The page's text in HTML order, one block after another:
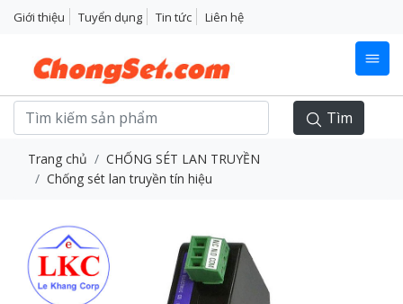
Giới thiệu Tuyển dụng Tin tức Liên hệ
Tìm
Trang chủ
CHỐNG SÉT LAN TRUYỀN
Chống sét lan truyền tín hiệu